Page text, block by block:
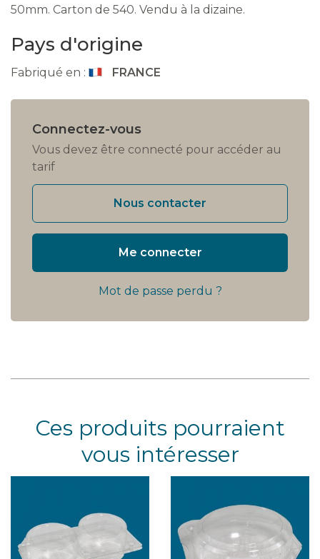
50mm. Carton de 540. Vendu à la dizaine.
Pays d'origine
Fabriqué en : FRANCE
Connectez-vous
Vous devez être connecté pour accéder au
tarif
Nous contacter
Me connecter
Mot de passe perdu ?
Ces produits pourraient
vous intéresser